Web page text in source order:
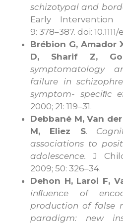
schizotypal and
Early Intervention
9: 378–387. doi: 10.1111/
Brébion G, Amador
D, Sharif Z,
symptomatology
failure in
symptom- speciﬁc
2000; 21: 119–31.
Debbané M, Van
M, Eliez S.
associations to
adolescence. J
2009; 50: 326–34.
Dehon H, Laroi F,
inﬂuence of
production of false
paradigm: new